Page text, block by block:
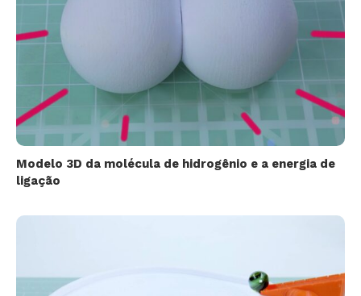
Modelo 3D da molécula de hidrogênio e a energia de
ligação